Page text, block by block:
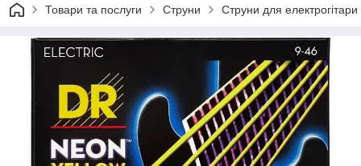
Товари та послуги Струни Струни для